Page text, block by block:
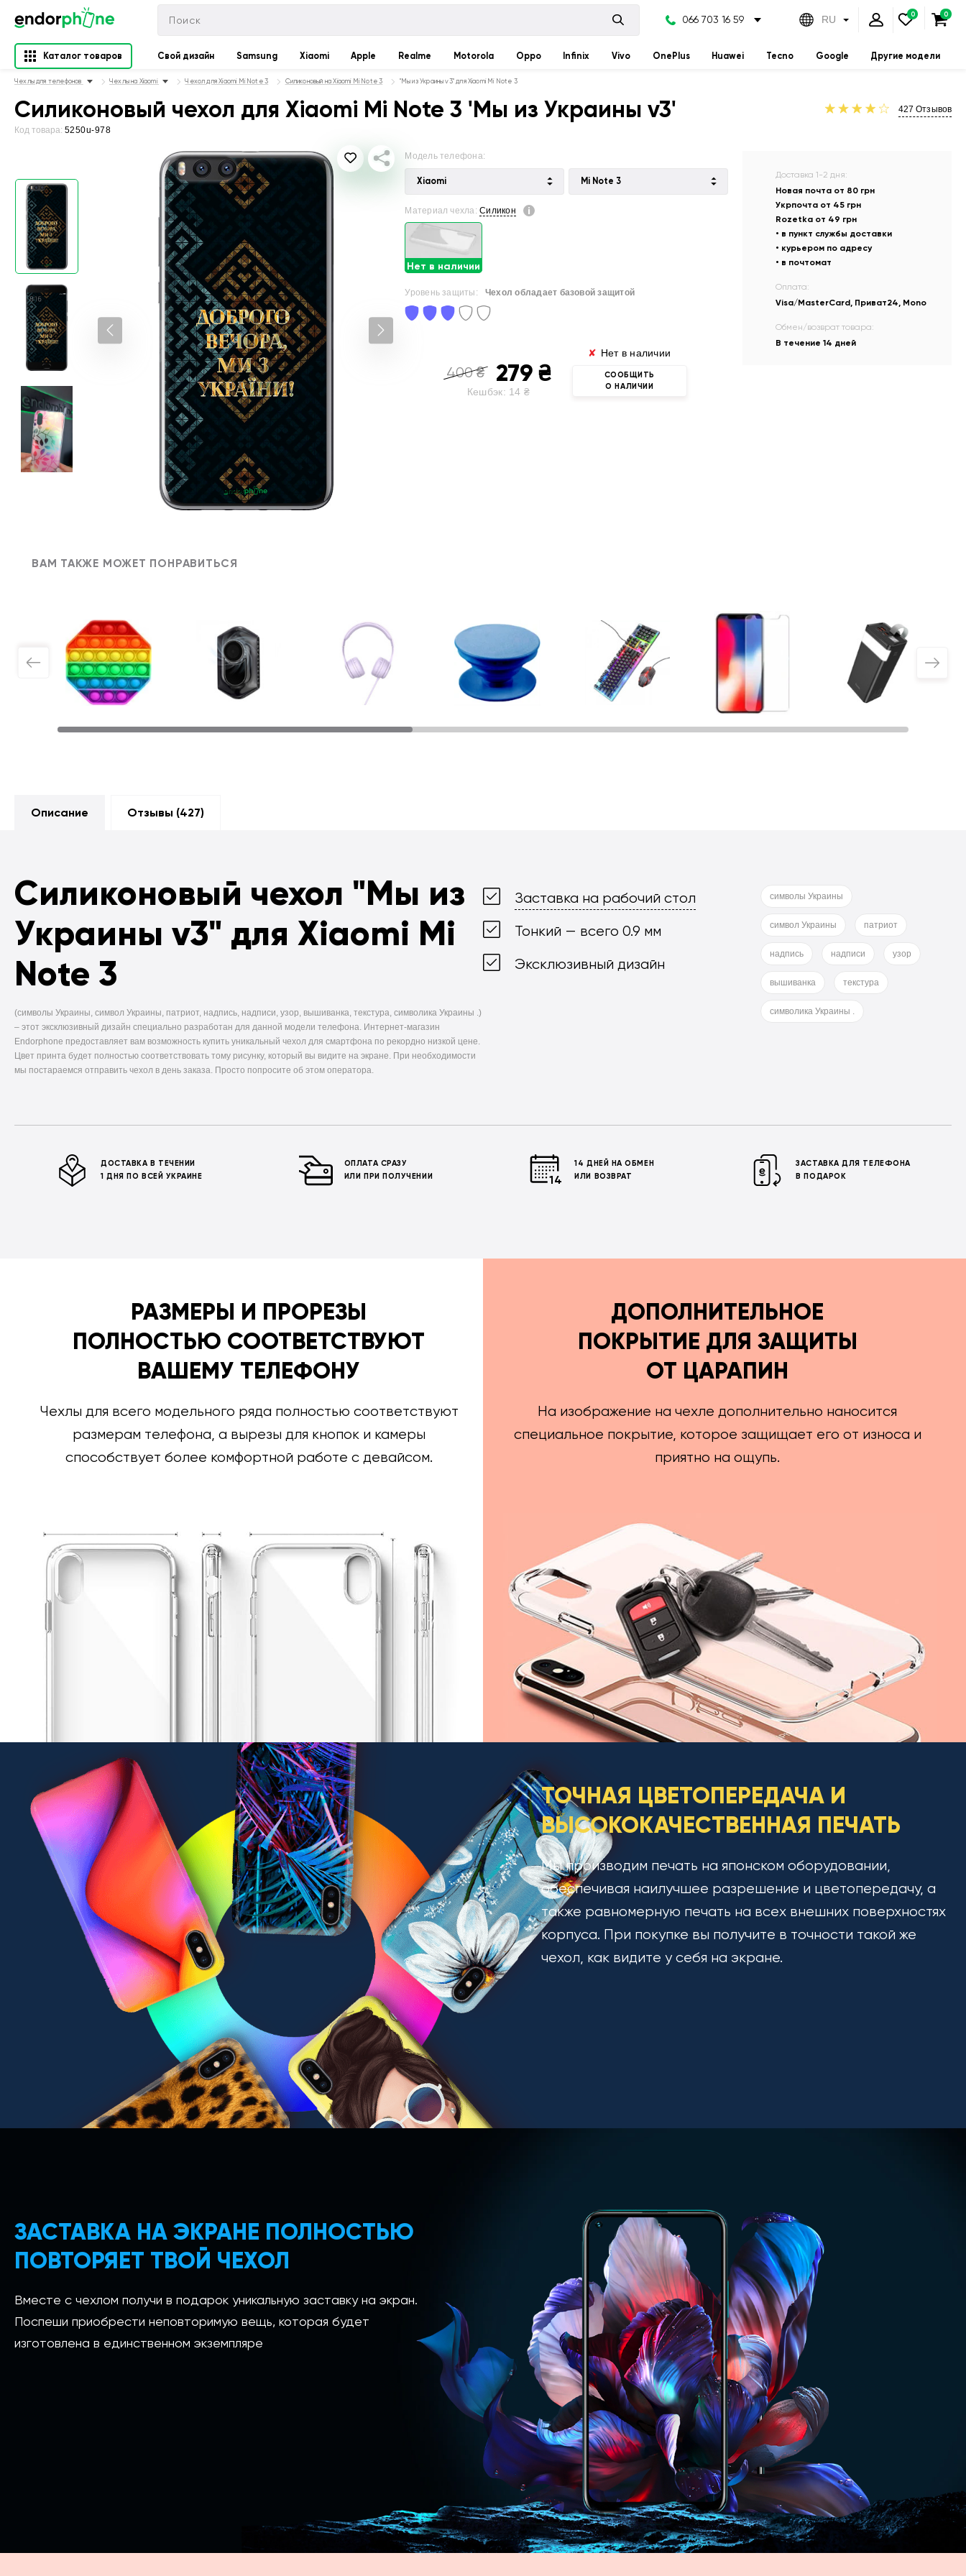
066 703 16 59 RU
Каталог товаров Свой дизайн Samsung Xiaomi Apple Realme Motorola Oppo Infinix Vivo OnePlus Huawei Tecno Google Другие модели
Чехлы для телефонов Чехлы на Xiaomi Чехол для Xiaomi Mi Note 3 Силиконовый на Xiaomi Mi Note 3 "Мы из Украины v3" для Xiaomi Mi Note 3
Силиконовый чехол для Xiaomi Mi Note 3 'Мы из Украины v3'
Код товара: 5250u-978
427 Отзывов
Модель телефона:
Xiaomi Mi Note 3
Материал чехла:Силикон
Нет в наличии
Уровень защиты: Чехол обладает базовой защитой
400₴ 279 ₴
Кешбэк: 14 ₴
✘ Нет в наличии
СООБЩИТЬ
О НАЛИЧИИ
Доставка 1-2 дня:
Новая почта от 80 грн
Укрпочта от 45 грн
Rozetka от 49 грн
• в пункт службы доставки
• курьером по адресу
• в почтомат
Оплата:
Visa/MasterCard, Приват24, Mono
Обмен/возврат товара:
В течение 14 дней
ВАМ ТАКЖЕ МОЖЕТ ПОНРАВИТЬСЯ
Описание Отзывы (427)
Силиконовый чехол "Мы из
Украины v3" для Xiaomi Mi
Note 3
(символы Украины, символ Украины, патриот, надпись, надписи, узор, вышиванка, текстура, символика Украины .)
– этот эксклюзивный дизайн специально разработан для данной модели телефона. Интернет-магазин
Endorphone предоставляет вам возможность купить уникальный чехол для смартфона по рекордно низкой цене.
Цвет принта будет полностью соответствовать тому рисунку, который вы видите на экране. При необходимости
мы постараемся отправить чехол в день заказа. Просто попросите об этом оператора.
Заставка на рабочий стол
Тонкий — всего 0.9 мм
Эксклюзивный дизайн
символы Украины
символ Украины патриот
надпись надписи узор
вышиванка текстура
символика Украины .
ДОСТАВКА В ТЕЧЕНИИ
1 ДНЯ ПО ВСЕЙ УКРАИНЕ
ОПЛАТА СРАЗУ
ИЛИ ПРИ ПОЛУЧЕНИИ
14 ДНЕЙ НА ОБМЕН
ИЛИ ВОЗВРАТ
ЗАСТАВКА ДЛЯ ТЕЛЕФОНА
В ПОДАРОК
РАЗМЕРЫ И ПРОРЕЗЫ
ПОЛНОСТЬЮ СООТВЕТСТВУЮТ
ВАШЕМУ ТЕЛЕФОНУ
Чехлы для всего модельного ряда полностью соответствуют
размерам телефона, а вырезы для кнопок и камеры
способствует более комфортной работе с девайсом.
ДОПОЛНИТЕЛЬНОЕ
ПОКРЫТИЕ ДЛЯ ЗАЩИТЫ
ОТ ЦАРАПИН
На изображение на чехле дополнительно наносится
специальное покрытие, которое защищает его от износа и
приятно на ощупь.
ТОЧНАЯ ЦВЕТОПЕРЕДАЧА И
ВЫСОКОКАЧЕСТВЕННАЯ ПЕЧАТЬ
Мы производим печать на японском оборудовании,
обеспечивая наилучшее разрешение и цветопередачу, а
также равномерную печать на всех внешних поверхностях
корпуса. При покупке вы получите в точности такой же
чехол, как видите у себя на экране.
ЗАСТАВКА НА ЭКРАНЕ ПОЛНОСТЬЮ
ПОВТОРЯЕТ ТВОЙ ЧЕХОЛ
Вместе с чехлом получи в подарок уникальную заставку на экран.
Поспеши приобрести неповторимую вещь, которая будет
изготовлена в единственном экземпляре